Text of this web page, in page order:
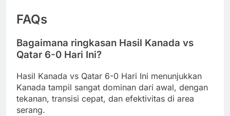
FAQs
Bagaimana ringkasan Hasil Kanada vs
Qatar 6-0 Hari Ini?
Hasil Kanada vs Qatar 6-0 Hari Ini menunjukkan
Kanada tampil sangat dominan dari awal, dengan
tekanan, transisi cepat, dan efektivitas di area
serang.